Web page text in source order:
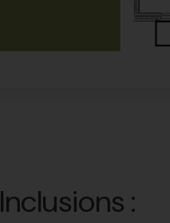
Inclusions :